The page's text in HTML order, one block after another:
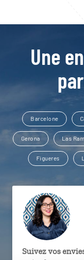
Une
Barcelone
Gerona Las
Figueres
Suivez vos